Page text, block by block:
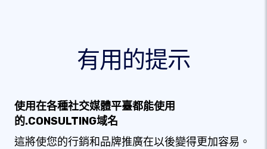
有用的提示
使用在各種社交媒體平臺都能使用
的.CONSULTING域名
這將使您的行銷和品牌推廣在以後變得更加容易。